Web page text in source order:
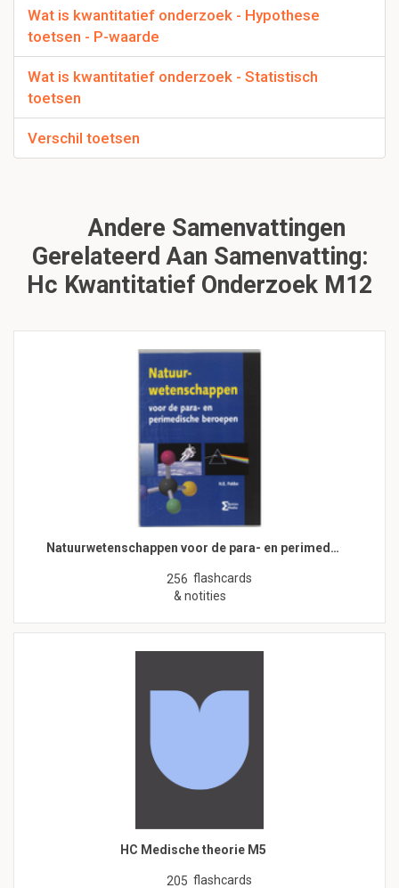
Wat is kwantitatief onderzoek - Hypothese
toetsen - P-waarde
Wat is kwantitatief onderzoek - Statistisch
toetsen
Verschil toetsen
Andere Samenvattingen
Gerelateerd Aan Samenvatting:
Hc Kwantitatief Onderzoek M12
Natuurwetenschappen voor de para- en perimed…
256 flashcards
& notities
HC Medische theorie M5
205 flashcards